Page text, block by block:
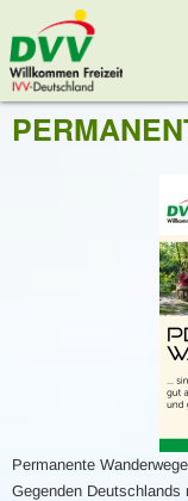
Permanente
Gegenden